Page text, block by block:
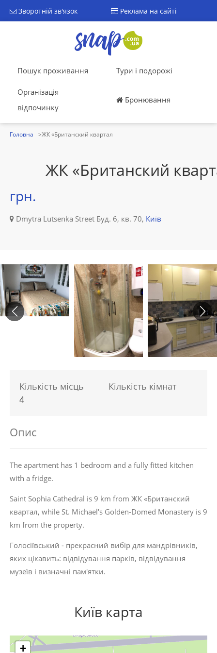
Зворотній зв'язок Реклама на сайті
Пошук проживання Тури і подорожі
Організація
відпочинку
Бронювання
Головна ЖК «Британский квартал
ЖК «Британский
грн.
Dmytra Lutsenka Street Буд. 6, кв. 70, Київ
Кількість місць
4
Кількість кімнат
Опис
The apartment has 1 bedroom and a fully fitted kitchen
with a fridge.
Saint Sophia Cathedral is 9 km from ЖК «Британский
квартал, while St. Michael's Golden-Domed Monastery is 9
km from the property.
Голосіївський - прекрасний вибір для мандрівників,
яких цікавить: відвідування парків, відвідування
музеїв і визначні пам'ятки.
Київ карта
+